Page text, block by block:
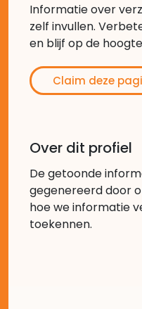
Informatie over
zelf invullen.
en blijf op de
Claim deze
Over dit profiel
De getoonde
gegenereerd door
hoe we informatie
toekennen.